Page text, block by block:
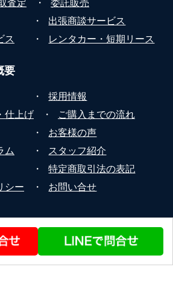
査定 ・
委託販売
・
出張商談サービス
ス ・ レンタカー・短期リース
要
・
採用情報
仕上げ ・
ご購入までの流れ
・
お客様の声
ム ・
スタッフ紹介
・
特定商取引法の表記
シー ・
お問い合せ
2026 STEERLINK Co.,Ltd